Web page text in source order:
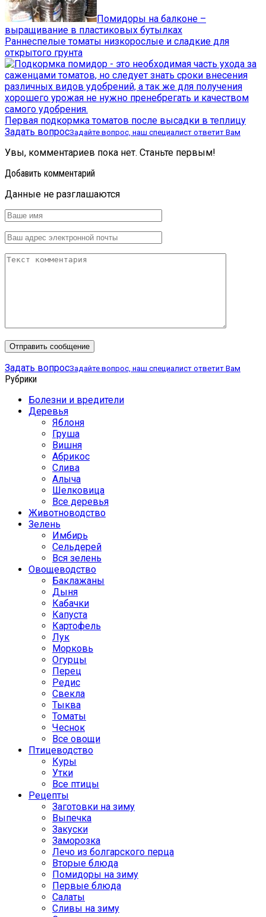
Помидоры на балконе –
выращивание в пластиковых бутылках
Раннеспелые томаты низкорослые и сладкие для
открытого грунта
Первая подкормка томатов после высадки в теплицу
Задать вопросЗадайте вопрос, наш специалист ответит Вам
Увы, комментариев пока нет. Станьте первым!
Добавить комментарий
Данные не разглашаются
Задать вопросЗадайте вопрос, наш специалист ответит Вам
Рубрики
Болезни и вредители
Деревья
Яблоня
Груша
Вишня
Абрикос
Слива
Алыча
Шелковица
Все деревья
Животноводство
Зелень
Имбирь
Сельдерей
Вся зелень
Овощеводство
Баклажаны
Дыня
Кабачки
Капуста
Картофель
Лук
Морковь
Огурцы
Перец
Редис
Свекла
Тыква
Томаты
Чеснок
Все овощи
Птицеводство
Куры
Утки
Все птицы
Рецепты
Заготовки на зиму
Выпечка
Закуски
Заморозка
Лечо из болгарского перца
Вторые блюда
Помидоры на зиму
Первые блюда
Салаты
Сливы на зиму